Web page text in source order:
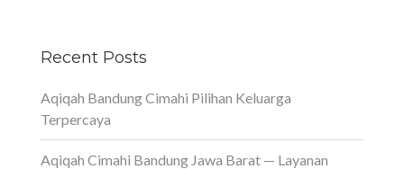
Recent Posts
Aqiqah Bandung Cimahi Pilihan Keluarga
Terpercaya
Aqiqah Cimahi Bandung Jawa Barat — Layanan